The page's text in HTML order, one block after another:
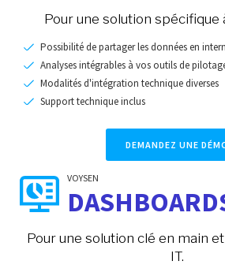
Pour une solution spécifique
Possibilité de partager les données en
Analyses intégrables à vos outils de
Modalités d'intégration technique diverses
Support technique inclus
DEMANDEZ UNE
VOYSEN
Pour une solution clé en main
IT.